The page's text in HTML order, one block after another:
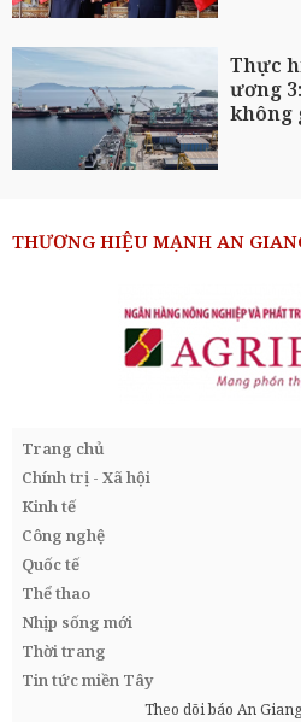
Thực
ương
không
THƯƠNG HIỆU MẠNH AN
Trang chủ
Chính trị - Xã hội
Kinh tế
Công nghệ
Quốc tế
Thể thao
Nhịp sống mới
Thời trang
Tin tức miền Tây
Theo dõi báo An